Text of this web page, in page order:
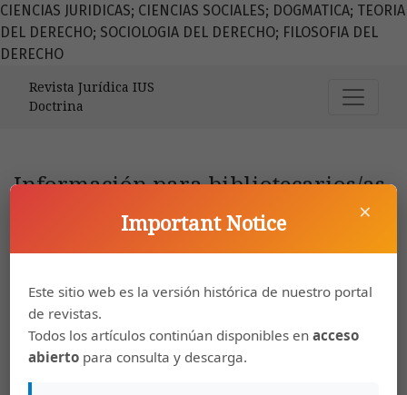
CIENCIAS JURIDICAS; CIENCIAS SOCIALES; DOGMATICA; TEORIA
DEL DERECHO; SOCIOLOGIA DEL DERECHO; FILOSOFIA DEL
DERECHO
Revista Jurídica IUS
Doctrina
Información para bibliotecarios/as
Se recomienda a los investigadores/as bibliotecarios/as
que incluyan esta revista en su listado de revistas
electrónicas. Este sistema de publicación de código
×
Important Notice
Este sitio web es la versión histórica de nuestro portal
de revistas.
Todos los artículos continúan disponibles enacceso
abierto para consulta y descarga.